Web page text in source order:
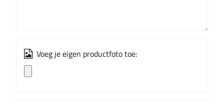
Voeg je eigen productfoto toe: